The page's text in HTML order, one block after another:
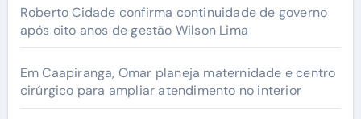
Roberto Cidade confirma continuidade de governo
após oito anos de gestão Wilson Lima
Em Caapiranga, Omar planeja maternidade e centro
cirúrgico para ampliar atendimento no interior